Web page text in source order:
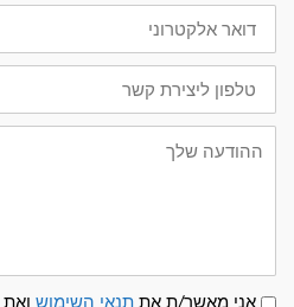
דואר
אלקטרוני
טלפון
ליצירת
קשר
ההודעה
שלך
תנאיאני מאשר/ת את תנאי השימוש ואת